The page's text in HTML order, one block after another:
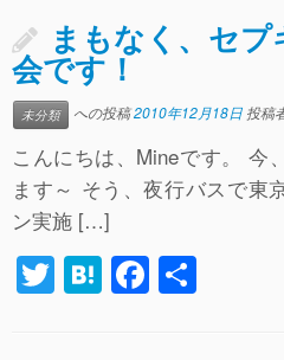
er n
a
e
b
o
o
k
まもなく、セ
会です！
未分類 への投稿2010年12月18日 投稿
こんにちは、Mineです。 今
ます～ そう、夜行バスで東
ン実施 […]
T H F